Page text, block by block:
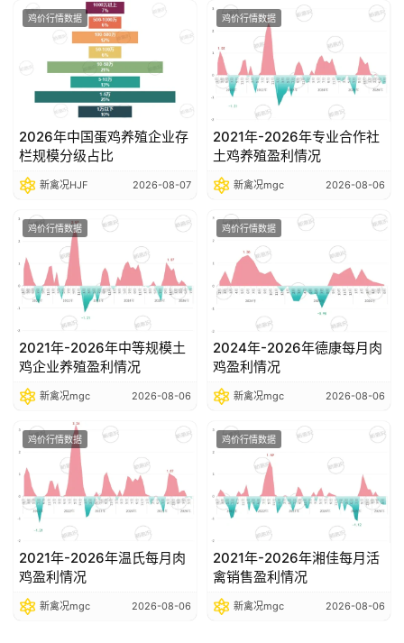
图
表
猪
价
鸡价行情数据
2026年中国蛋鸡养殖企业存
栏规模分级占比
新禽况HJF 2026-08-07
鸡价行情数据
2021年-2026年专业合作社
土鸡养殖盈利情况
新禽况mgc 2026-08-06
鸡价行情数据
2021年-2026年中等规模土
鸡企业养殖盈利情况
新禽况mgc 2026-08-06
鸡价行情数据
2024年-2026年德康每月肉
鸡盈利情况
新禽况mgc 2026-08-06
鸡价行情数据
2021年-2026年温氏每月肉
鸡盈利情况
新禽况mgc 2026-08-06
鸡价行情数据
2021年-2026年湘佳每月活
禽销售盈利情况
新禽况mgc 2026-08-06